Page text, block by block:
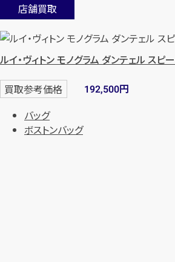
店舗買取
ルイ・ヴィトン モノグラム ダンテェル スピ
買取参考価格 192,500円
バッグ
ボストンバッグ